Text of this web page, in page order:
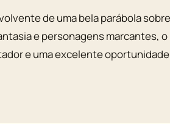
de uma bela parábola sobre
e personagens marcantes, o
e uma excelente oportunidade